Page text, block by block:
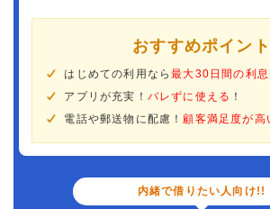
おすすめポイント
はじめての利用なら最大30日間の利息
アプリが充実！ バレずに使える ！
電話や郵送物に配慮！ 顧客満足度が高
内緒で借りたい人向け!!